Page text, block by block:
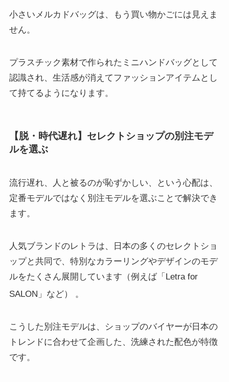
小さいメルカドバッグは、もう買い物かごには見えま
せん。
プラスチック素材で作られたミニハンドバッグとして
認識され、生活感が消えてファッションアイテムとし
て持てるようになります。
【脱・時代遅れ】セレクトショップの別注モデ
ルを選ぶ
流行遅れ、人と被るのが恥ずかしい、という心配は、
定番モデルではなく別注モデルを選ぶことで解決でき
ます。
人気ブランドのレトラは、日本の多くのセレクトショ
ップと共同で、特別なカラーリングやデザインのモデ
ルをたくさん展開しています（例えば「Letra for
SALON」など）
。
こうした別注モデルは、ショップのバイヤーが日本の
トレンドに合わせて企画した、洗練された配色が特徴
です。